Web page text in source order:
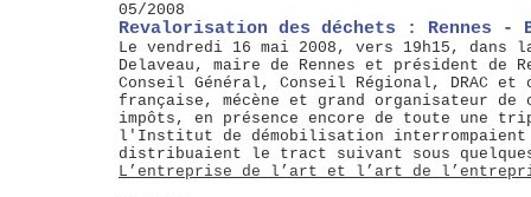
05/2008
Revalorisation des déchets : Rennes
Le vendredi 16 mai 2008, vers 19h15, dans
Delaveau, maire de Rennes et président
Conseil Général, Conseil Régional, DRAC et
française, mécène et grand organisateur
impôts, en présence encore de toute une
l'Institut de démobilisation interrompaient
distribuaient le tract suivant sous
L’entreprise de l’art et l’art de